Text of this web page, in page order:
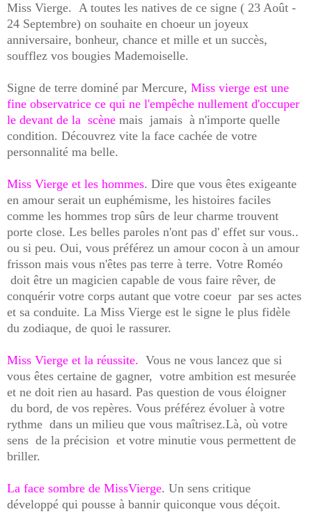
Miss Vierge. A toutes les natives de ce signe ( 23 Août -
24 Septembre) on souhaite en choeur un joyeux
anniversaire, bonheur, chance et mille et un succès,
soufflez vos bougies Mademoiselle.
Signe de terre dominé par Mercure, Miss vierge est une
fine observatrice ce qui ne l'empêche nullement d'occuper
le devant de la scène mais jamais à n'importe quelle
condition. Découvrez vite la face cachée de votre
personnalité ma belle.
Miss Vierge et les hommes. Dire que vous êtes exigeante
en amour serait un euphémisme, les histoires faciles
comme les hommes trop sûrs de leur charme trouvent
porte close. Les belles paroles n'ont pas d' effet sur vous..
ou si peu. Oui, vous préférez un amour cocon à un amour
frisson mais vous n'êtes pas terre à terre. Votre Roméo
doit être un magicien capable de vous faire rêver, de
conquérir votre corps autant que votre coeur par ses actes
et sa conduite. La Miss Vierge est le signe le plus fidèle
du zodiaque, de quoi le rassurer.
Miss Vierge et la réussite. Vous ne vous lancez que si
vous êtes certaine de gagner, votre ambition est mesurée
et ne doit rien au hasard. Pas question de vous éloigner
du bord, de vos repères. Vous préférez évoluer à votre
rythme dans un milieu que vous maîtrisez.Là, où votre
sens de la précision et votre minutie vous permettent de
briller.
La face sombre de MissVierge. Un sens critique
développé qui pousse à bannir quiconque vous déçoit.